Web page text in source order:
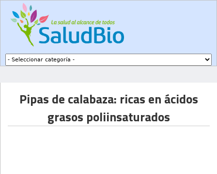
Pipas de calabaza: ricas en ácidos
grasos poliinsaturados